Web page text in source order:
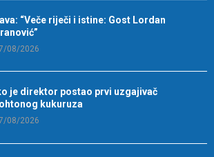
“Veče riječi i istine: Gost Lordan
08/2026
je direktor postao prvi uzgajivač
kukuruza
08/2026